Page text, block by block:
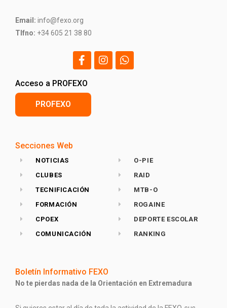
Email: info@fexo.org
Tlfno: +34 605 21 38 80
Acceso a PROFEXO
PROFEXO
Secciones Web
NOTICIAS
CLUBES
TECNIFICACIÓN
FORMACIÓN
CPOEX
COMUNICACIÓN
O-PIE
RAID
MTB-O
ROGAINE
DEPORTE ESCOLAR
RANKING
Boletín Informativo FEXO
No te pierdas nada de la Orientación en Extremadura